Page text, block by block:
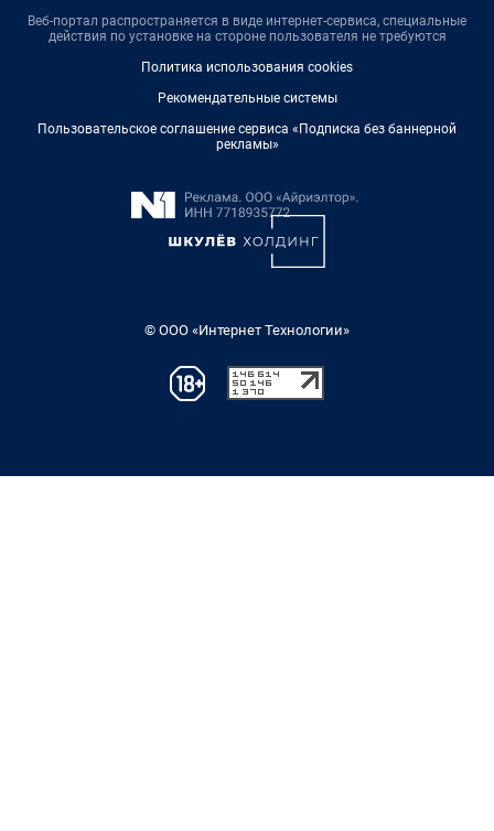
Веб-портал распространяется в виде интернет-сервиса, специальные
действия по установке на стороне пользователя не требуются
Политика использования cookies
Рекомендательные системы
Пользовательское соглашение сервиса «Подписка без баннерной
рекламы»
© ООО «Интернет Технологии»